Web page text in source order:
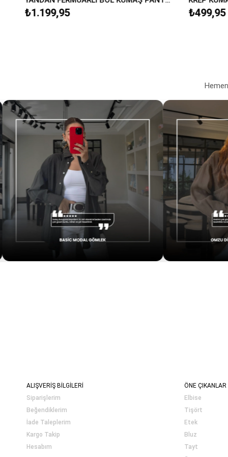
₺1.199,95 ₺499,95
ALIŞVERİŞ BİLGİLERİ
Siparişlerim
Beğendiklerim
İade Taleplerim
Kargo Takip
Hesabım
ÖNE ÇIKANLAR
Elbise
Tişört
Etek
Bluz
Tayt